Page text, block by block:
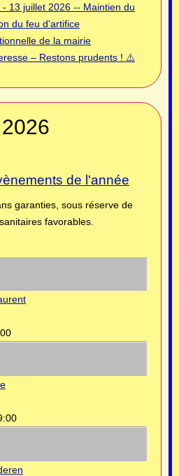
- 13 juillet 2026 -- Maintien du
du feu d'artifice
de la mairie
– Restons prudents ! ⚠️
de l'année
garanties, sous réserve de
favorables.